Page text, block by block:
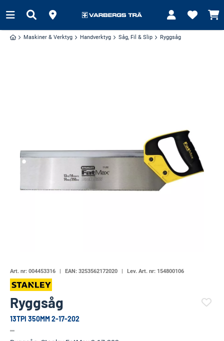
Maskiner & Verktyg Handverktyg Såg, Fil & Slip Ryggsåg
Art. nr: 004453316 EAN: 3253562172020 Lev. Art. nr: 154800106
Ryggsåg
13TPI 350MM 2-17-202